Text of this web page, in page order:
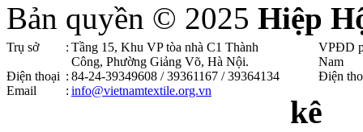
Bản quyền © 2025 Hiệp
Trụ sở : Tầng 15, Khu VP tòa nhà C1 Thành
Công, Phường Giảng Võ, Hà Nội .
Điện thoại : 84-24-39349608 / 39361167 / 39364134
Email
: info@vietnamtextile.org.vn
VPĐD
Nam
Điện
kê